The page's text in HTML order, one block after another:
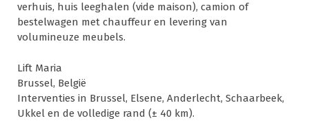
verhuis, huis leeghalen (vide maison), camion of
bestelwagen met chauffeur en levering van
volumineuze meubels.
Lift Maria
Brussel, België
Interventies in Brussel, Elsene, Anderlecht, Schaarbeek,
Ukkel en de volledige rand (± 40 km).